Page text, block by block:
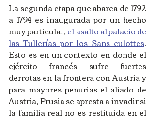
La segunda etapa que abarca de 1792
a 1794 es inaugurada por un hecho
muy particular, el asalto al palacio de
las Tullerías por los Sans culottes.
Esto es en un contexto en donde el
ejército francés sufre fuertes
derrotas en la frontera con Austria y
para mayores penurias el aliado de
Austria, Prusia se apresta a invadir si
la familia real no es restituida en el